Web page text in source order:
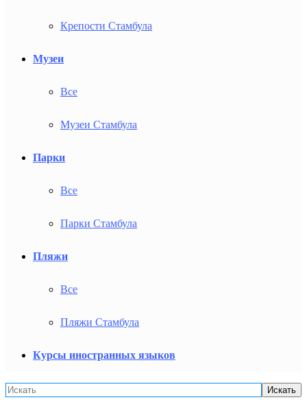
Крепости Стамбула
Музеи
Все
Музеи Стамбула
Парки
Все
Парки Стамбула
Пляжи
Все
Пляжи Стамбула
Курсы иностранных языков
Искать